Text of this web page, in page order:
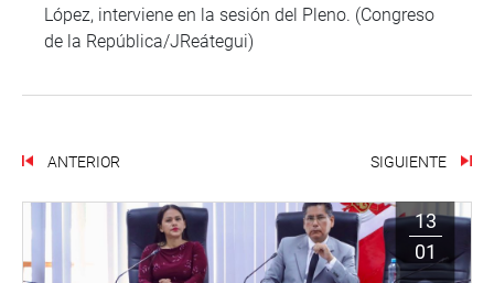
López, interviene en la sesión del Pleno. (Congreso
de la República/JReátegui)
ANTERIOR SIGUIENTE
13
01